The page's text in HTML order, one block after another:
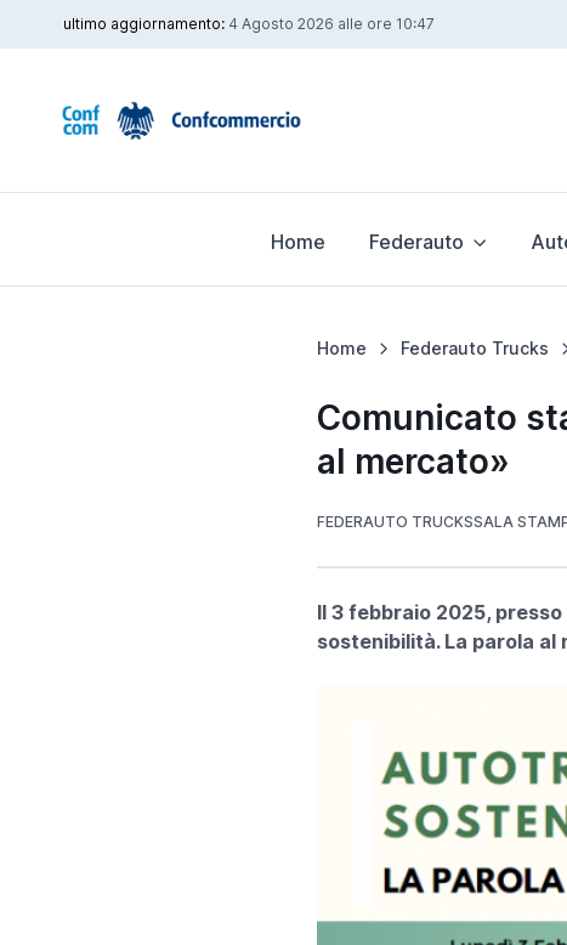
ultimo aggiornamento: 4 Agosto 2026 alle ore 10:47
Home Federauto
Home Federauto Trucks
Comunicato
al mercato»
FEDERAUTO TRUCKSSALA
Il 3 febbraio 2025,
sostenibilità. La parola al